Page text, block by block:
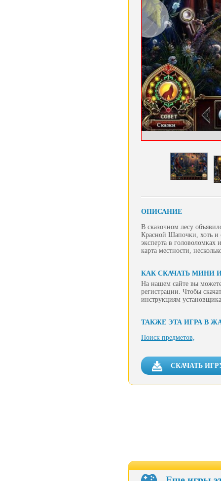
ОПИСАНИЕ
В сказочном лесу
Красной Шапочки, хоть и
эксперта в
карта местности,
КАК СКАЧАТЬ МИНИ
На нашем сайте вы
регистрации. Чтобы
инструкциям
ТАКЖЕ ЭТА ИГРА В
Поиск предметов,
СКАЧАТЬ